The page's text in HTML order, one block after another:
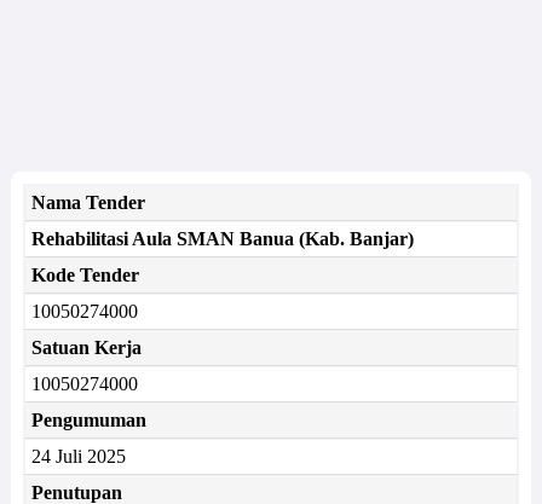
Nama Tender
Rehabilitasi Aula SMAN Banua (Kab. Banjar)
Kode Tender
10050274000
Satuan Kerja
10050274000
Pengumuman
24 Juli 2025
Penutupan